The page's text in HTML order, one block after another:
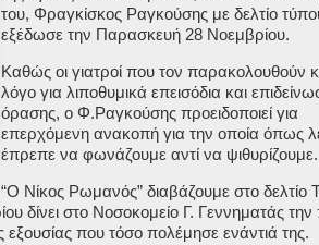
του, Φραγκίσκος Ραγκούσης με δελτίο
εξέδωσε την Παρασκευή 28 Νοεμβρίου.
Καθώς οι γιατροί που τον παρακολουθούν
λόγο για λιποθυμικά επεισόδια και
όρασης, ο Φ.Ραγκούσης προειδοποιεί για
επερχόμενη ανακοπή για την οποία όπως
έπρεπε να φωνάζουμε αντί να ψιθυρίζουμε.
“O Nίκος Ρωμανός” διαβάζουμε στο δελτίο
δίνει στο Νοσοκομείο Γ. Γεννηματάς την
που τόσο πολέμησε ενάντιά της.